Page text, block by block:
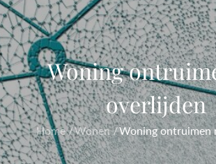
Woning
overlijden
Home Wonen Woning ontruimen